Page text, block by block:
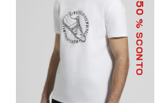
50
% SCONTO